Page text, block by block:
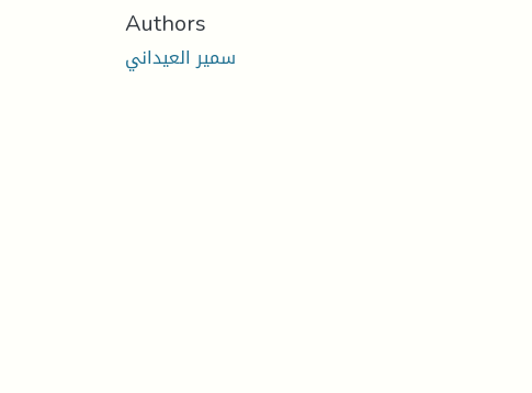
Authors
سمير العيداني